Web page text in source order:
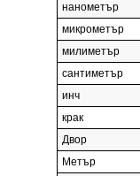
нанометър
микрометър
милиметър
сантиметър
инч
крак
Двор
Метър